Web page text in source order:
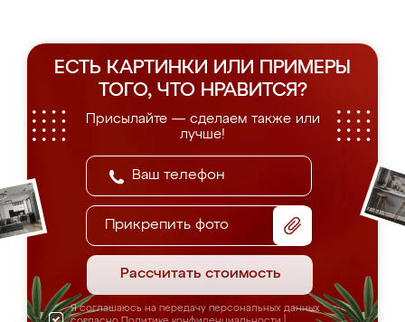
ЕСТЬ КАРТИНКИ ИЛИ ПРИМЕРЫ
ТОГО, ЧТО НРАВИТСЯ?
Присылайте — сделаем также или
лучше!
Прикрепить фото
Рассчитать стоимость
Я соглашаюсь на передачу персональных данных